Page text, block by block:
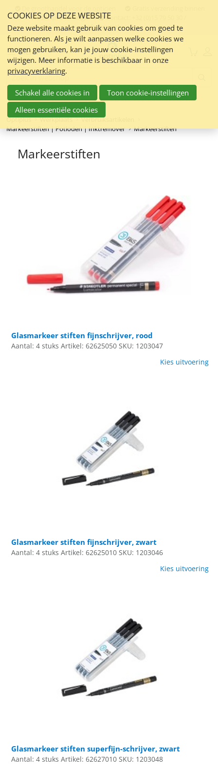
links
over
Spring
naar
de
inhoud
Spring
naar
navigatie
Nederland en Belgie
Contact:
info@optiplus.nl
Menu
Zoeken:
Optiplus Werkplaats
Verbruiksartikelen
Markeerstiften | Potloden | Inktremover
Markeerstiften
Markeerstiften
Glasmarkeer stiften fijnschrijver, rood
Aantal: 4 stuks Artikel: 62625050 SKU: 1203047
Kies uitvoering
Glasmarkeer stiften fijnschrijver, zwart
Aantal: 4 stuks Artikel: 62625010 SKU: 1203046
Kies uitvoering
Glasmarkeer stiften superfijn-schrijver, zwart
Aantal: 4 stuks Artikel: 62627010 SKU: 1203048
COOKIES OP DEZE WEBSITE
Deze website maakt gebruik van cookies om goed te
functioneren. Als je wilt aanpassen welke cookies we
mogen gebruiken, kan je jouw cookie-instellingen
wijzigen. Meer informatie is beschikbaar in onze
privacyverklaring.
Schakel alle cookies in
Toon cookie-instellingen
Alleen essentiële cookies